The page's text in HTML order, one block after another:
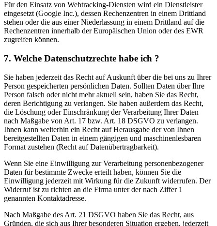
Für den Einsatz von Webtracking-Diensten wird ein Dienstleister
eingesetzt (Google Inc.), dessen Rechenzentren in einem Drittland
stehen oder die aus einer Niederlassung in einem Drittland auf die
Rechenzentren innerhalb der Europäischen Union oder des EWR
zugreifen können.
7. Welche Datenschutzrechte habe ich ?
Sie haben jederzeit das Recht auf Auskunft über die bei uns zu Ihrer
Person gespeicherten persönlichen Daten. Sollten Daten über Ihre
Person falsch oder nicht mehr aktuell sein, haben Sie das Recht,
deren Berichtigung zu verlangen. Sie haben außerdem das Recht,
die Löschung oder Einschränkung der Verarbeitung Ihrer Daten
nach Maßgabe von Art. 17 bzw. Art. 18 DSGVO zu verlangen.
Ihnen kann weiterhin ein Recht auf Herausgabe der von Ihnen
bereitgestellten Daten in einem gängigen und maschinenlesbaren
Format zustehen (Recht auf Datenübertragbarkeit).
Wenn Sie eine Einwilligung zur Verarbeitung personenbezogener
Daten für bestimmte Zwecke erteilt haben, können Sie die
Einwilligung jederzeit mit Wirkung für die Zukunft widerrufen. Der
Widerruf ist zu richten an die Firma unter der nach Ziffer 1
genannten Kontaktadresse.
Nach Maßgabe des Art. 21 DSGVO haben Sie das Recht, aus
Gründen, die sich aus Ihrer besonderen Situation ergeben, jederzeit